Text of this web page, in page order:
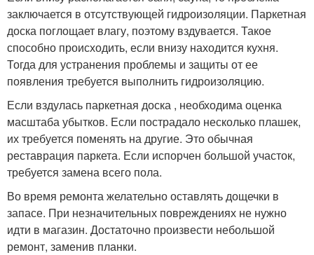
заключается в отсутствующей гидроизоляции. Паркетная
доска поглощает влагу, поэтому вздувается. Такое
способно происходить, если внизу находится кухня.
Тогда для устранения проблемы и защиты от ее
появления требуется выполнить гидроизоляцию.
Если вздулась паркетная доска , необходима оценка
масштаба убытков. Если пострадало несколько плашек,
их требуется поменять на другие. Это обычная
реставрация паркета. Если испорчен большой участок,
требуется замена всего пола.
Во время ремонта желательно оставлять дощечки в
запасе. При незначительных повреждениях не нужно
идти в магазин. Достаточно произвести небольшой
ремонт, заменив планки.